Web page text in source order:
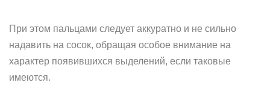
При этом пальцами следует аккуратно и не сильно
надавить на сосок, обращая особое внимание на
характер появившихся выделений, если таковые
имеются.